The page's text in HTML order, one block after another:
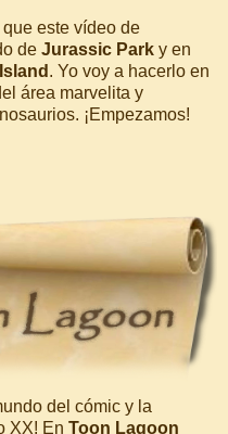
este vídeo de
de Jurassic Park y en
. Yo voy a hacerlo en
área marvelita y
¡Empezamos!
del cómic y la
XX! En Toon Lagoon